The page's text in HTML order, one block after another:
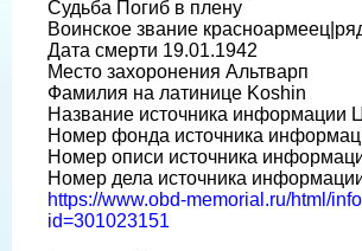
Судьба Погиб в плену
Воинское звание
Дата смерти 19.01.1942
Место захоронения Альтварп
Фамилия на латинице Koshin
Название источника
Номер фонда источника
Номер описи источника
Номер дела источника
https://www.obd-memorial.ru/html/
id=301023151